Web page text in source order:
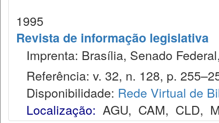
1995
Revista de informação legislativa
Imprenta: Brasília, Senado
Referência: v. 32, n. 128, p.
Disponibilidade: Rede Virtual de
Localização: AGU, CAM, CLD,